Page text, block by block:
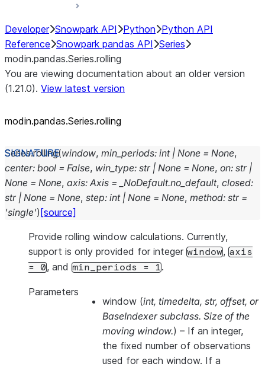
Developer Snowpark API Python Python API
Reference Snowpark pandas API Series
modin.pandas.Series.rolling
You are viewing documentation about an older version
(1.21.0). View latest version
modin.pandas.Series.rolling
Series.rolling(window, min_periods: int | None = None,
center: bool = False, win_type: str | None = None, on: str |
None = None, axis: Axis = _NoDefault.no_default, closed:
str | None = None, step: int | None = None, method: str =
'single') [source]
Provide rolling window calculations. Currently,
support is only provided for integer window, axis
=
0, and min_periods = 1.
Parameters
window (int, timedelta, str, offset, or
BaseIndexer subclass. Size of the
moving window.) – If an integer,
the fixed number of observations
used for each window. If a